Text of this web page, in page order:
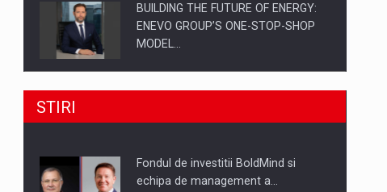
BUILDING THE FUTURE OF ENERGY:
ENEVO GROUP’S ONE-STOP-SHOP
MODEL…
ROOTED IN ROMANIA, BUILT TO
PUTTING ROMANIAN CORPORATE
STIRI
Fondul de investitii BoldMind si
echipa de management a…